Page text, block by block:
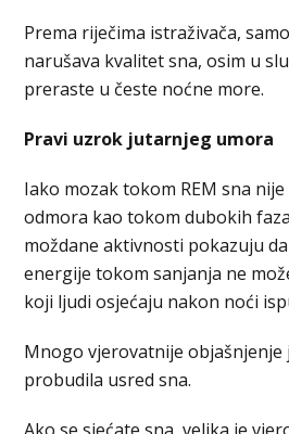
Prema riječima istraživača,
narušava kvalitet sna, osim u
preraste u česte noćne more.
Pravi uzrok jutarnjeg umora
Iako mozak tokom REM sna
odmora kao tokom dubokih
moždane aktivnosti pokazuju
energije tokom sanjanja ne
koji ljudi osjećaju nakon noći
Mnogo vjerovatnije objašnjenje
probudila usred sna.